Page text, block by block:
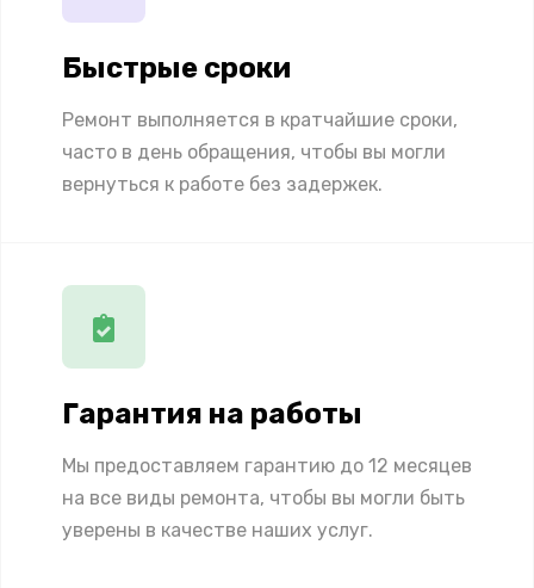
Быстрые сроки
Ремонт выполняется в кратчайшие сроки,
часто в день обращения, чтобы вы могли
вернуться к работе без задержек.
Гарантия на работы
Мы предоставляем гарантию до 12 месяцев
на все виды ремонта, чтобы вы могли быть
уверены в качестве наших услуг.